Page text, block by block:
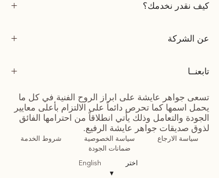
كيف نقدر نخدمك؟
عن الشركة
تابعنــا
تسعى جواهر عايشة على ابراز الروح الفنية في كل ما
يحمل اسمها كما تحرص دائماً على الالتزام بأعلى معايير
الجودة والتعامل وذلك يأتي انطلاقاً من احترامها الفائق
لذوق صديقات جواهر عايشة الرفيع.
سياسة الارجاع سياسة الخصوصية
شروط الخدمة
ضمانات الجودة
اختر
▼
English